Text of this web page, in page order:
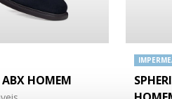
ABX HOMEM